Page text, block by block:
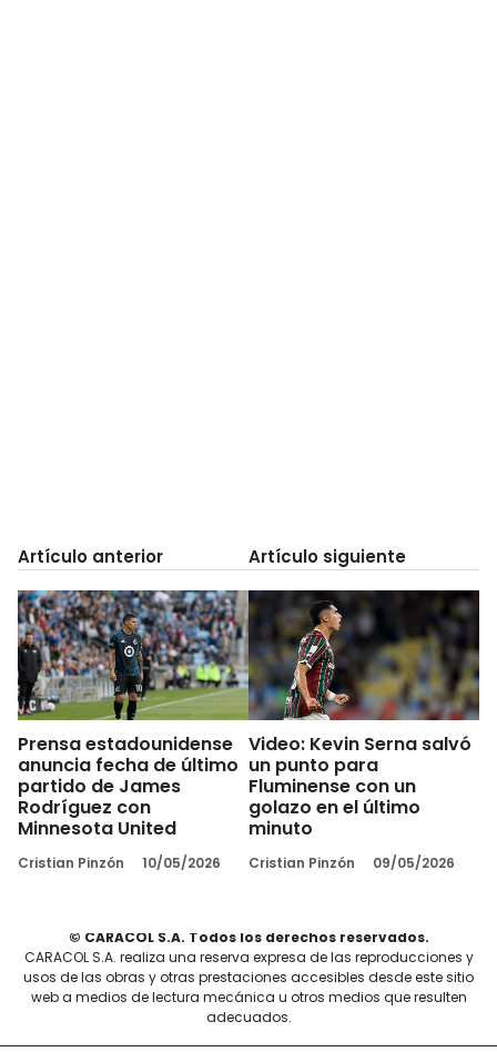
Artículo anterior
Prensa estadounidense
anuncia fecha de último
partido de James
Rodríguez con
Minnesota United
Cristian Pinzón 10/05/2026
Artículo siguiente
Video: Kevin Serna salvó
un punto para
Fluminense con un
golazo en el último
minuto
Cristian Pinzón 09/05/2026
© CARACOL S.A. Todos los derechos reservados.
CARACOL S.A. realiza una reserva expresa de las reproducciones y
usos de las obras y otras prestaciones accesibles desde este sitio
web a medios de lectura mecánica u otros medios que resulten
adecuados.